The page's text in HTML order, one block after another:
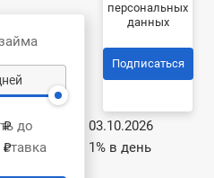
₽
₽
до
03.10.2026
1% в день
персональных
данных
Подписаться